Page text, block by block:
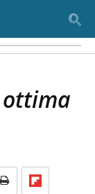
ottima